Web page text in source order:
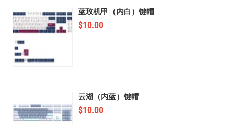
蓝玫机甲（内白）键帽
$10.00
云湖（内蓝）键帽
$10.00